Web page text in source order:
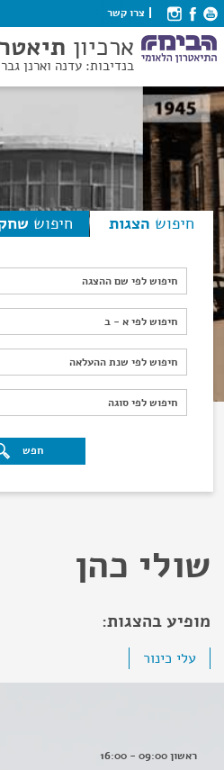
צרו קשר
ארכיון
בנדיבות: עדנה וארנן
חיפוש הצגות חיפוש
חיפוש לפי שם ההצגה
חיפוש לפי א - ב
חיפוש לפי א - ב
חיפוש לפי שנת ההעלאה
חיפוש לפי שנת ההעלאה
חיפוש לפי סוגה
חיפוש לפי סוגה
חפש
שולי כהן
מופיע בהצגות:
עלי כינור
ראשון 09:00 - 16:00